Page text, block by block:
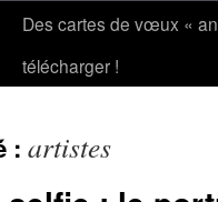
Des cartes de vœux «
télécharger !
: artistes